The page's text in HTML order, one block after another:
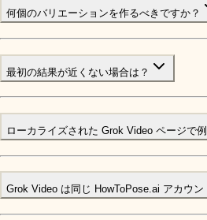
何個のバリエーションを作るべきですか？
最初の結果が近くない場合は？
ローカライズされた Grok Video ページで
Grok Video は同じ HowToPose.ai アカウ